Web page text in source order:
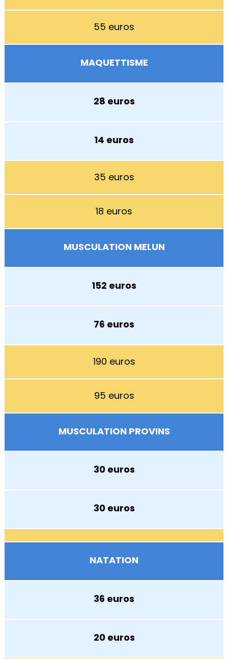
55 euros
MAQUETTISME
28 euros
14 euros
35 euros
18 euros
MUSCULATION MELUN
152 euros
76 euros
190 euros
95 euros
MUSCULATION PROVINS
30 euros
30 euros
NATATION
36 euros
20 euros